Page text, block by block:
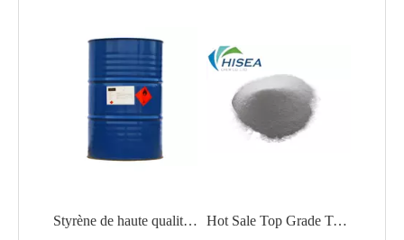
Styrène de haute qualité en gros d'usine N° CAS 100-42-5 Hot Sale Top Grade Trimethylolpropane Tmp Prix concurrentiel N° CAS 77-99-6